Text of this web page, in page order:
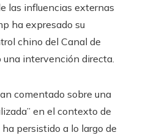
las influencias externas
ha expresado su
chino del Canal de
intervención directa.
comentado sobre una
en el contexto de
persistido a lo largo de